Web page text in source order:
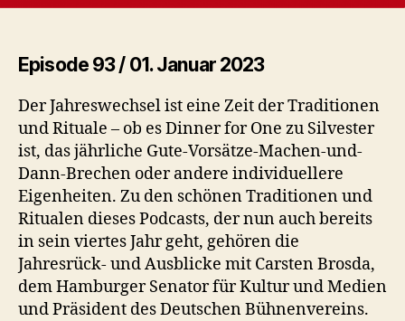
Episode 93 / 01. Januar 2023
Der Jahreswechsel ist eine Zeit der Traditionen
und Rituale – ob es Dinner for One zu Silvester
ist, das jährliche Gute-Vorsätze-Machen-und-
Dann-Brechen oder andere individuellere
Eigenheiten. Zu den schönen Traditionen und
Ritualen dieses Podcasts, der nun auch bereits
in sein viertes Jahr geht, gehören die
Jahresrück- und Ausblicke mit Carsten Brosda,
dem Hamburger Senator für Kultur und Medien
und Präsident des Deutschen Bühnenvereins.